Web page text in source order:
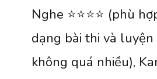
Nghe ⭐️⭐️⭐️⭐️ (phù
dạng bài thi và
không quá nhiều),